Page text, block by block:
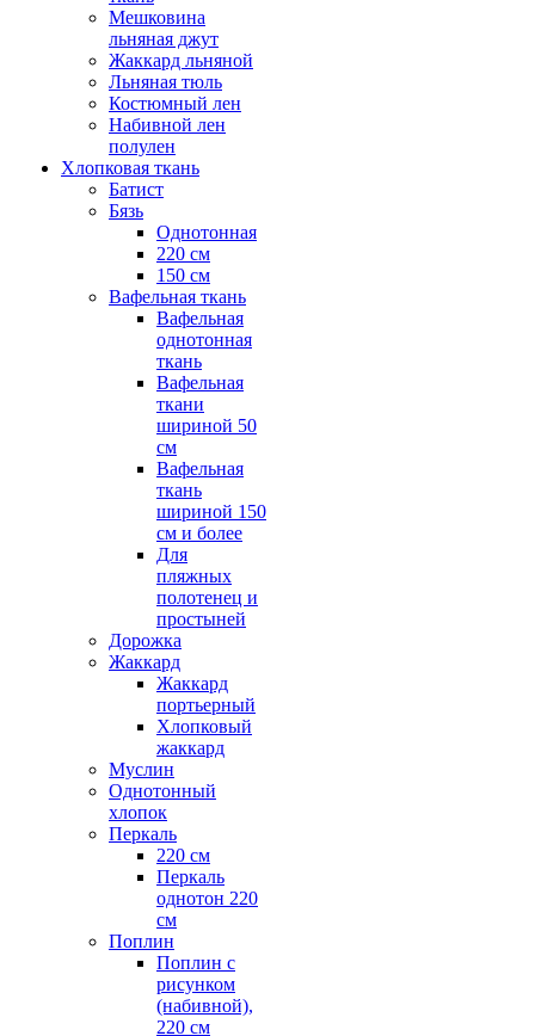
Мешковина
льняная джут
Жаккард льняной
Льняная тюль
Костюмный лен
Набивной лен
полулен
Хлопковая ткань
Батист
Бязь
Однотонная
220 см
150 см
Вафельная ткань
Вафельная
однотонная
ткань
Вафельная
ткани
шириной 50
см
Вафельная
ткань
шириной 150
см и более
Для
пляжных
полотенец и
простыней
Дорожка
Жаккард
Жаккард
портьерный
Хлопковый
жаккард
Муслин
Однотонный
хлопок
Перкаль
220 см
Перкаль
однотон 220
см
Поплин
Поплин с
рисунком
(набивной),
220 см